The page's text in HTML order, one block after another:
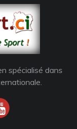
spécialisé dans